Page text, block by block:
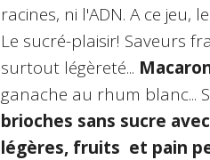
racines, ni l'ADN. A ce jeu,
Le sucré-plaisir! Saveurs
surtout légèreté...
ganache au rhum blanc...
brioches sans sucre
légères, fruits et pain